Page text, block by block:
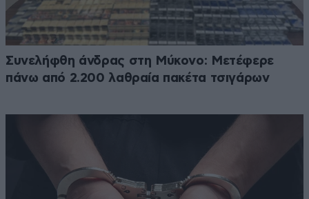
Συνελήφθη άνδρας στη Μύκονο: Μετέφερε
πάνω από 2.200 λαθραία πακέτα τσιγάρων